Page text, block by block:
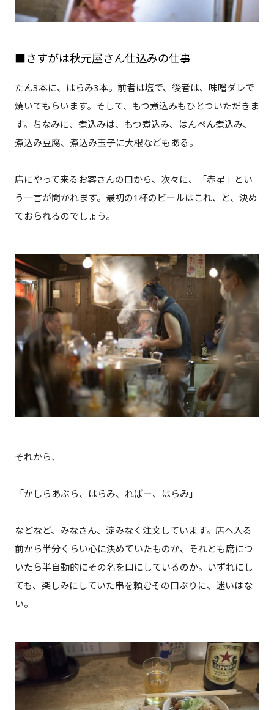
■さすがは秋元屋さん仕込みの仕事
たん3本に、はらみ3本。前者は塩で、後者は、味噌ダレで
焼いてもらいます。そして、もつ煮込みもひとついただきま
す。ちなみに、煮込みは、もつ煮込み、はんぺん煮込み、
煮込み豆腐、煮込み玉子に大根などもある。
店にやって来るお客さんの口から、次々に、「赤星」とい
う一言が聞かれます。最初の1杯のビールはこれ、と、決め
ておられるのでしょう。
それから、
「かしらあぶら、はらみ、ればー、はらみ」
などなど、みなさん、淀みなく注文しています。店へ入る
前から半分くらい心に決めていたものか、それとも席につ
いたら半自動的にその名を口にしているのか。いずれにし
ても、楽しみにしていた串を頼むその口ぶりに、迷いはな
い。